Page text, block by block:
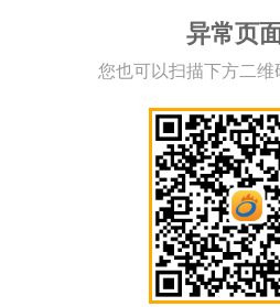
异常页
您也可以扫描下方二